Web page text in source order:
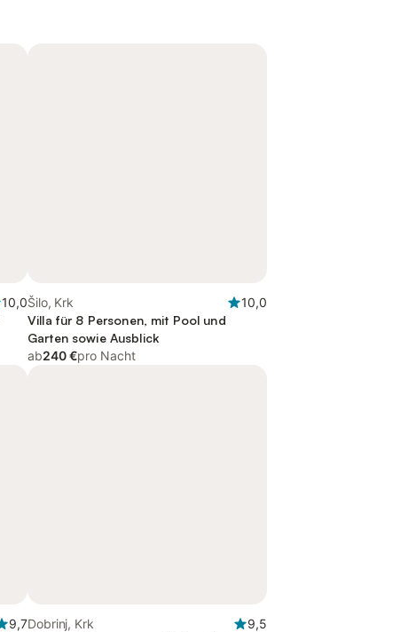
10,0Šilo, Krk
10,0
Villa für 8 Personen, mit Pool und
Garten sowie Ausblick
ab240 €pro Nacht
9,7Dobrinj, Krk
9,5